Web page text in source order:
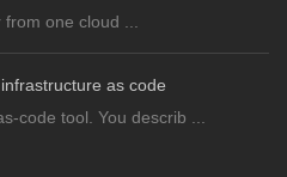
one cloud ...
as code
code tool. You describ ...